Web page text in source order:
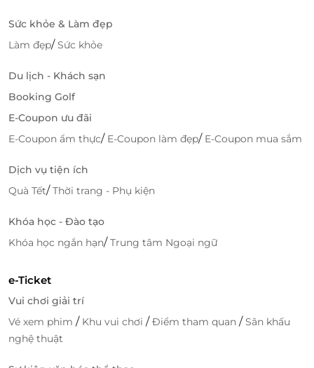
chu tại Nha Khoa Quốc Tế Emis” qua
tận hưởng trải nghiệm
răng miệng an toàn, tiết kiệm và chuyên nghiệp!
Số lượng voucher có hạn – nhanh tay săn deal ngay
hôm nay!
LifeLink
Sức khỏe & Làm đẹp
Làm đẹp/Sức khỏe
Du lịch - Khách sạn
Booking Golf
E-Coupon ưu đãi
E-Coupon ẩm thực/ E-Coupon làm đẹp/ E-Coupon mua sắm
Dịch vụ tiện ích
Quà Tết/Thời trang - Phụ kiện
Khóa học - Đào tạo
Khóa học ngắn hạn/Trung tâm Ngoại ngữ
e-Ticket
Vui chơi giải trí
Vé xem phim / Khu vui chơi /Điểm tham quan /Sân khấu
nghệ thuật